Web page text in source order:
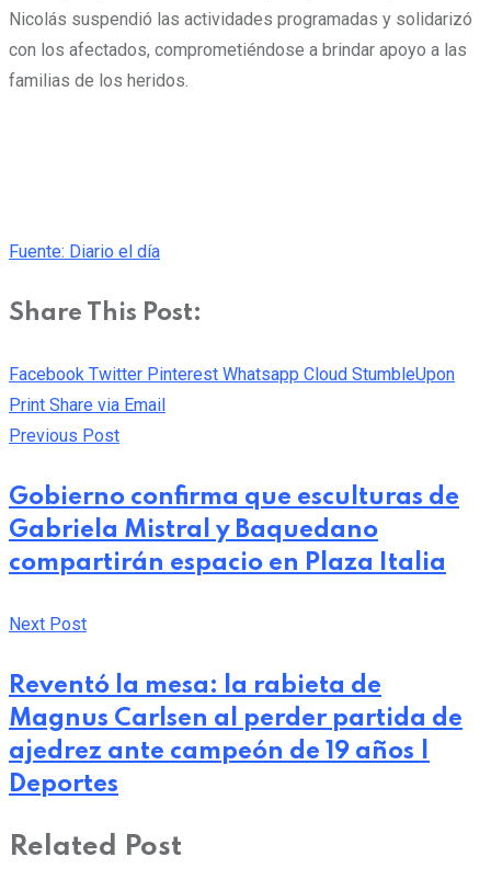
Nicolás suspendió las actividades programadas y solidarizó
con los afectados, comprometiéndose a brindar apoyo a las
familias de los heridos.
Fuente: Diario el día
Share This Post:
Facebook Twitter Pinterest Whatsapp Cloud StumbleUpon
Print Share via Email
Previous Post
Gobierno confirma que esculturas de
Gabriela Mistral y Baquedano
compartirán espacio en Plaza Italia
Next Post
Reventó la mesa: la rabieta de
Magnus Carlsen al perder partida de
ajedrez ante campeón de 19 años |
Deportes
Related Post